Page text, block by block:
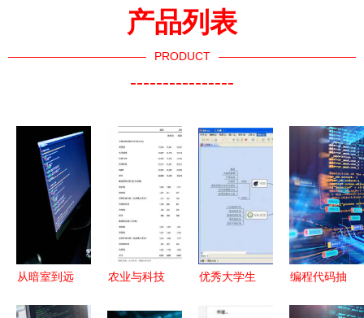
产品列表
PRODUCT
----------------
从暗室到远
农业与科技
优秀大学生
编程代码抽